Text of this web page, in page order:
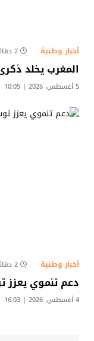
أخبار وطنية 2 دقائق
المغرب يخلد
5 أغسطس، 2026 | 10:05
أخبار وطنية 2 دقائق
دعم تنموي
4 أغسطس، 2026 | 16:03